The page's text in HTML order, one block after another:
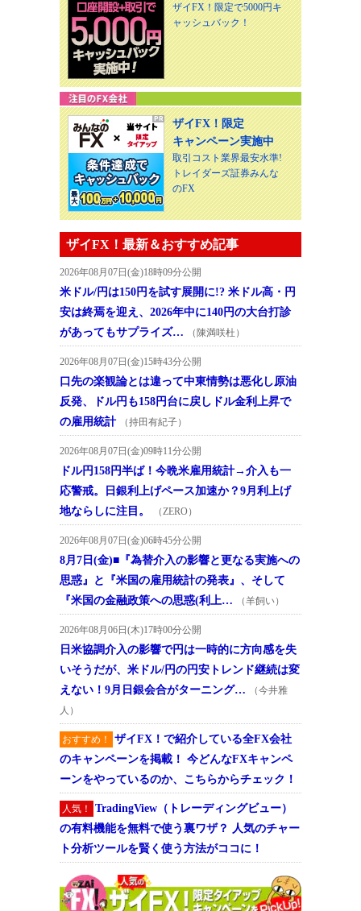
ザイFX！限定で5000円キ
ャッシュバック！
ザイFX！限定
キャンペーン実施中
取引コスト業界最安水準!
トレイダーズ証券みんな
のFX
ザイFX！最新＆おすすめ記事
2026年08月07日(金)18時09分公開
米ドル/円は150円を試す展開に!? 米ドル高・円
安は終焉を迎え、2026年中に140円の大台打診
があってもサプライズ…
（陳満咲杜）
2026年08月07日(金)15時43分公開
口先の楽観論とは違って中東情勢は悪化し原油
反発、ドル円も158円台に戻しドル金利上昇で
の雇用統計
（持田有紀子）
2026年08月07日(金)09時11分公開
ドル円158円半ば！今晩米雇用統計→介入も一
応警戒。日銀利上げペース加速か？9月利上げ
地ならしに注目。
（ZERO）
2026年08月07日(金)06時45分公開
8月7日(金)■『為替介入の影響と更なる実施への
思惑』と『米国の雇用統計の発表』、そして
『米国の金融政策への思惑(利上…
（羊飼い）
2026年08月06日(木)17時00分公開
日米協調介入の影響で円は一時的に方向感を失
いそうだが、米ドル/円の円安トレンド継続は変
えない！9月日銀会合がターニング…
（今井雅
人）
おすすめ！
ザイFX！で紹介している全FX会社
のキャンペーンを掲載！ 今どんなFXキャンペ
ーンをやっているのか、こちらからチェック！
人気！
TradingView（トレーディングビュー）
の有料機能を無料で使う裏ワザ？ 人気のチャー
ト分析ツールを賢く使う方法がココに！